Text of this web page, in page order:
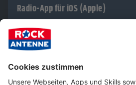
Radio-App für iOS (Apple)
12620 Bewertungen